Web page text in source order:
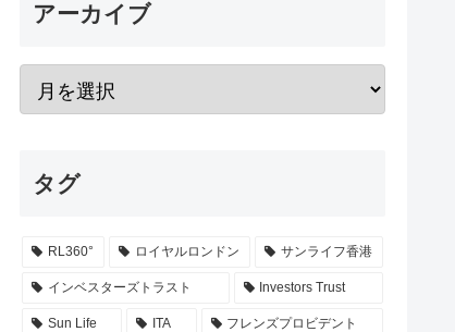
アーカイブ
タグ
RL360° ロイヤルロンドン サンライフ香港
インベスターズトラスト Investors Trust
Sun Life ITA フレンズプロビデント